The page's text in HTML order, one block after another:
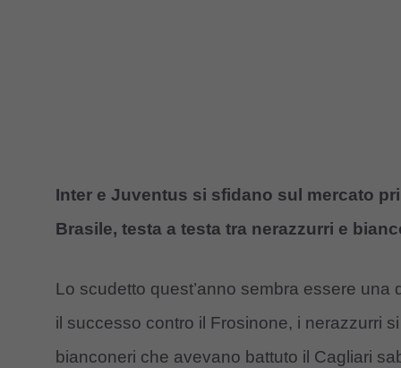
Inter e Juventus si sfidano sul mercato
Brasile, testa a testa tra nerazzurri e
Lo scudetto quest’anno sembra essere una
il successo contro il Frosinone, i nerazzurri
bianconeri che avevano battuto il Cagliari